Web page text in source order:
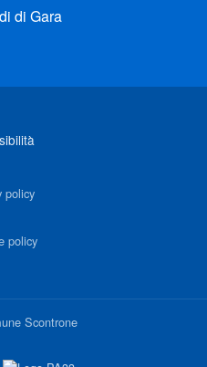
di Gara
policy
policy
Scontrone